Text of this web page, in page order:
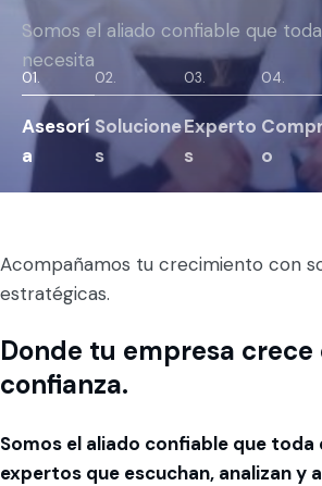
01.
Asesorí
a
02.
Solucione
s
03.
Experto
s
04.
o
Somos el aliado confiable que
necesita
Acompañamos tu crecimiento con
estratégicas.
Donde tu empresa crece
confianza.
Somos el aliado confiable que
expertos que escuchan, analizan y